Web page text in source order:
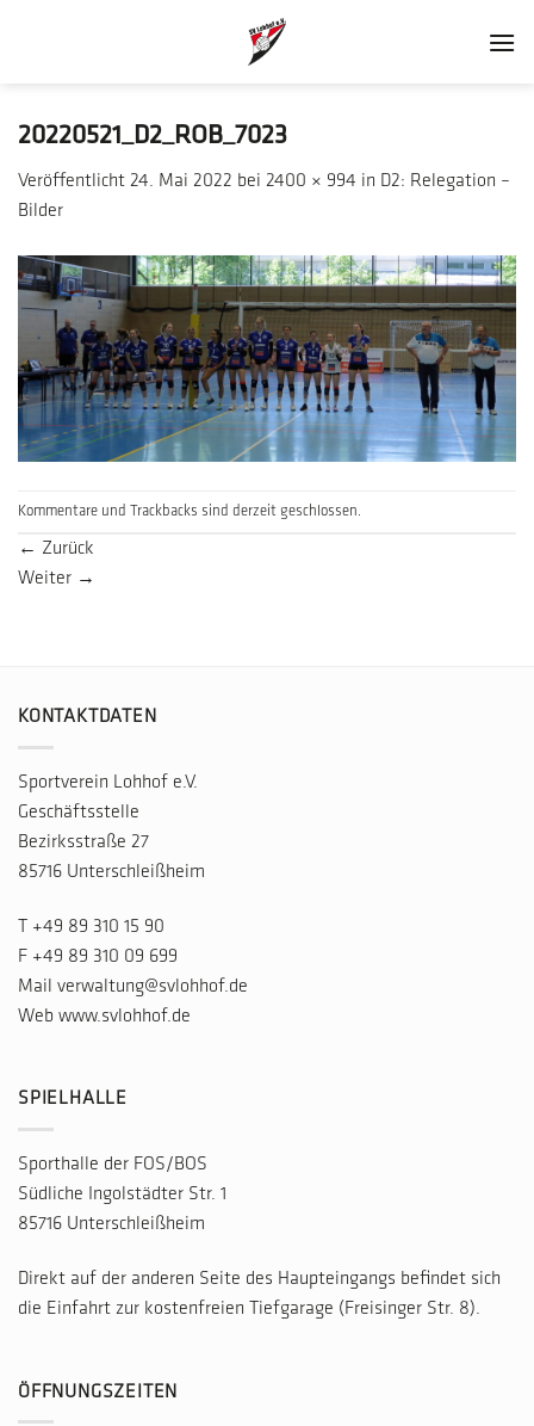
20220521_D2_ROB_7023
Veröffentlicht 24. Mai 2022 bei 2400 × 994 in D2: Relegation –
Bilder
Kommentare und Trackbacks sind derzeit geschlossen.
← Zurück
Weiter →
KONTAKTDATEN
Sportverein Lohhof e.V.
Geschäftsstelle
Bezirksstraße 27
85716 Unterschleißheim
+49 89 310 15 90
F +49 89 310 09 699
Mail verwaltung@svlohhof.de
Web www.svlohhof.de
SPIELHALLE
Sporthalle der FOS/BOS
Südliche Ingolstädter Str. 1
85716 Unterschleißheim
Direkt auf der anderen Seite des Haupteingangs befindet sich
die Einfahrt zur kostenfreien Tiefgarage (Freisinger Str. 8).
ÖFFNUNGSZEITEN